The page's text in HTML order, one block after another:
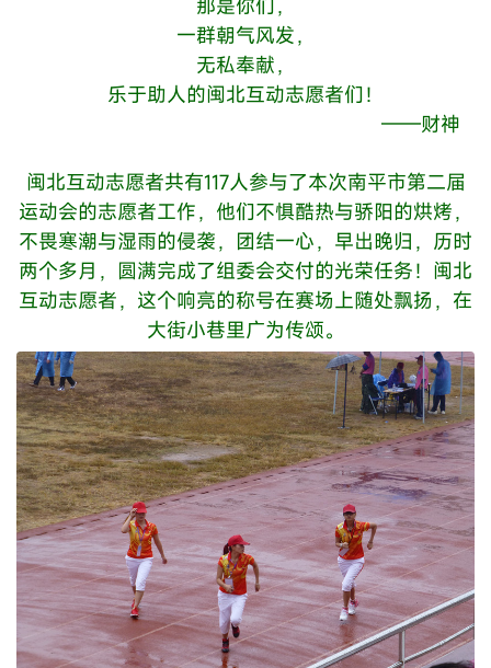
那是你们，
一群朝气风发，
无私奉献，
乐于助人的闽北互动志愿者们！
——财神
闽北互动志愿者共有117人参与了本次南平市第二届
运动会的志愿者工作，他们不惧酷热与骄阳的烘烤，
不畏寒潮与湿雨的侵袭，团结一心，早出晚归，历时
两个多月，圆满完成了组委会交付的光荣任务！闽北
互动志愿者，这个响亮的称号在赛场上随处飘扬，在
大街小巷里广为传颂。